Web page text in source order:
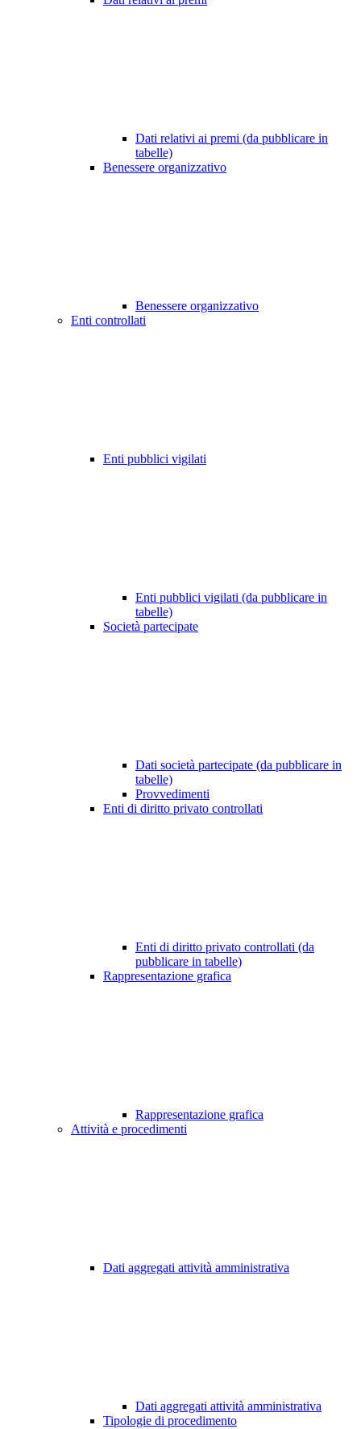
Dati relativi ai premi (da pubblicare in
tabelle)
Benessere organizzativo
Benessere organizzativo
Enti controllati
Enti pubblici vigilati
Enti pubblici vigilati (da pubblicare in
tabelle)
Società partecipate
Dati società partecipate (da pubblicare in
tabelle)
Provvedimenti
Enti di diritto privato controllati
Enti di diritto privato controllati (da
pubblicare in tabelle)
Rappresentazione grafica
Rappresentazione grafica
Attività e procedimenti
Dati aggregati attività amministrativa
Dati aggregati attività amministrativa
Tipologie di procedimento